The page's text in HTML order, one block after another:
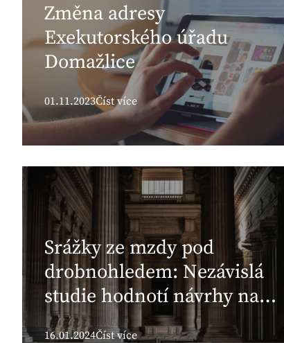
Změna adresy
Exekutorského úřadu
Domažlice
01.11.2023Číst více
Srážky ze mzdy pod
drobnohledem: Nezávislá
studie hodnotí návrhy na
zavedení základní srážky
16.01.2024Číst více